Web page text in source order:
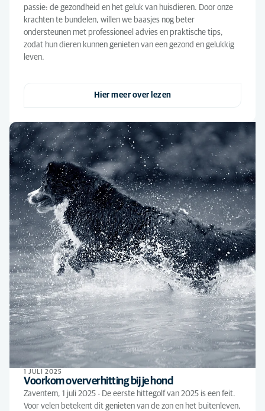
passie: de gezondheid en het geluk van huisdieren. Door onze
krachten te bundelen, willen we baasjes nog beter
ondersteunen met professioneel advies en praktische tips,
zodat hun dieren kunnen genieten van een gezond en gelukkig
leven.
Hier meer over lezen
1 JULI 2025
Voorkom oververhitting bij je hond
Zaventem, 1 juli 2025 - De eerste hittegolf van 2025 is een feit.
Voor velen betekent dit genieten van de zon en het buitenleven,